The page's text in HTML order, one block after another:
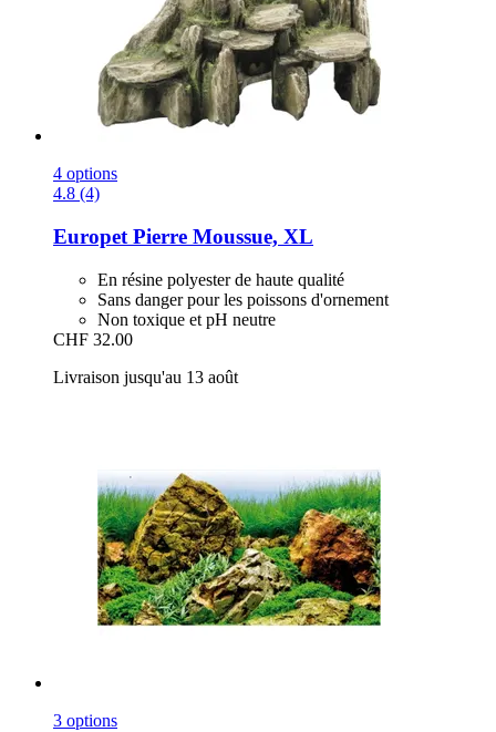
4 options
4.8 (4)
Europet Pierre Moussue, XL
En résine polyester de haute qualité
Sans danger pour les poissons d'ornement
Non toxique et pH neutre
CHF 32.00
Livraison jusqu'au 13 août
3 options